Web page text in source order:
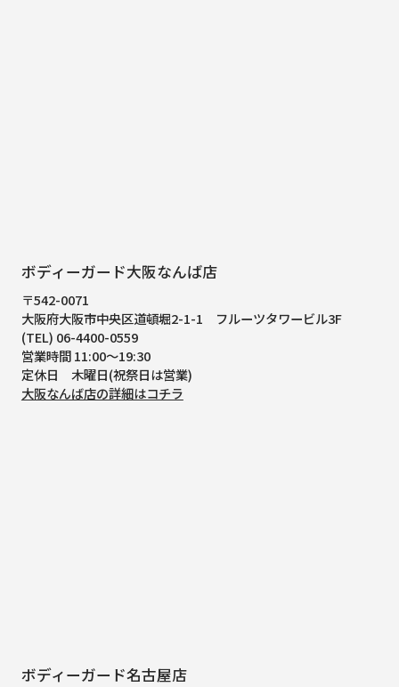
ボディーガード大阪なんば店
〒542-0071
大阪府大阪市中央区道頓堀2-1-1
フルーツタワービル3F
(TEL) 06-4400-0559
営業時間 11:00～19:30
定休日 木曜日(祝祭日は営業)
大阪なんば店の詳細はコチラ
ボディーガード名古屋店